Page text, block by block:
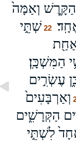
וְאַמָּה֙
22 שְׁתֵּ֣י
הַמִּשְׁכָּֽן׃
עֶשְׂרִ֣ים
וְאַרְבָּעִים֙
הַקְּרָשִׁ֑ים
לִשְׁתֵּ֣י